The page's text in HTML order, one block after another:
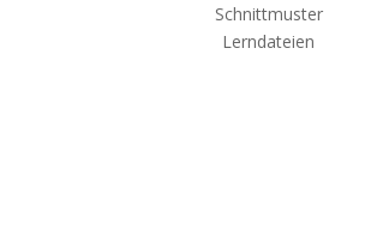
Schnittmuster
Lerndateien